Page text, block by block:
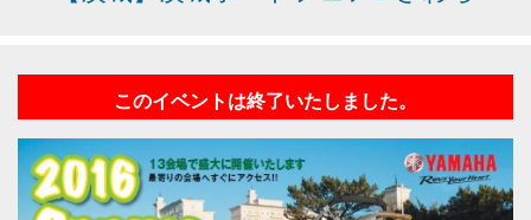
このイベントは終了いたしました。